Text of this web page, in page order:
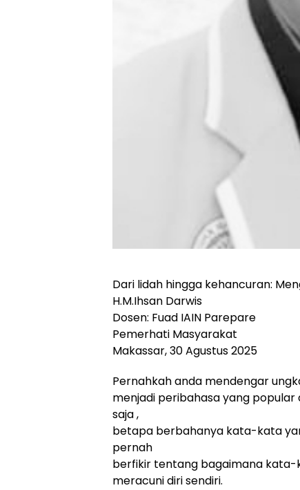
Dari lidah hingga kehancuran:
H.M.Ihsan Darwis
Dosen: Fuad IAIN Parepare
Pemerhati Masyarakat
Makassar, 30 Agustus 2025
Pernahkah anda mendengar
menjadi peribahasa yang
saja ,
betapa berbahanya kata-kata
pernah
berfikir tentang bagaimana kata-
meracuni diri sendiri.